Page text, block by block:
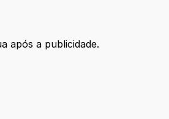
após a publicidade.